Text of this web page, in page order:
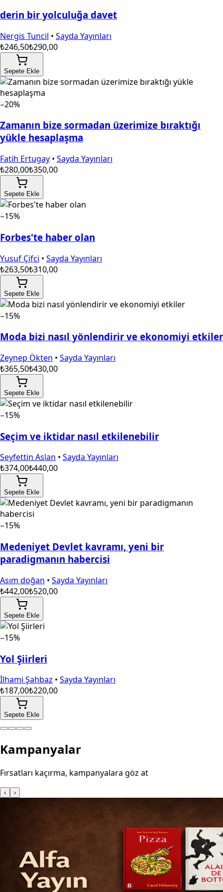
derin bir yolculuğa davet
Nergis Tuncil • Sayda Yayınları
₺246,50₺290,00
Sepete Ekle
−20%
Zamanın bize sormadan üzerimize bıraktığı
yükle hesaplaşma
Fatih Ertugay • Sayda Yayınları
₺280,00₺350,00
Sepete Ekle
−15%
Forbes'te haber olan
Yusuf Çifci • Sayda Yayınları
₺263,50₺310,00
Sepete Ekle
−15%
Moda bizi nasıl yönlendirir ve ekonomiyi etkiler
Zeynep Ökten • Sayda Yayınları
₺365,50₺430,00
Sepete Ekle
−15%
Seçim ve iktidar nasıl etkilenebilir
Seyfettin Aslan • Sayda Yayınları
₺374,00₺440,00
Sepete Ekle
−15%
Medeniyet Devlet kavramı, yeni bir
paradigmanın habercisi
Asım doğan • Sayda Yayınları
₺442,00₺520,00
Sepete Ekle
−15%
Yol Şiirleri
İlhami Şahbaz • Sayda Yayınları
₺187,00₺220,00
Sepete Ekle
Kampanyalar
Fırsatları kaçırma, kampanyalara göz at
‹ ›